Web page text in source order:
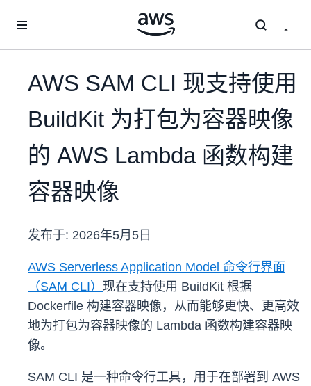
AWS SAM CLI 现支持使用
BuildKit 为打包为容器映像
的 AWS Lambda 函数构建
容器映像
发布于: 2026年5月5日
AWS Serverless Application Model 命令行界面
（SAM CLI） 现在支持使用 BuildKit 根据
Dockerfile 构建容器映像，从而能够更快、更高效
地为打包为容器映像的 Lambda 函数构建容器映
像。
SAM CLI 是一种命令行工具，用于在部署到 AWS